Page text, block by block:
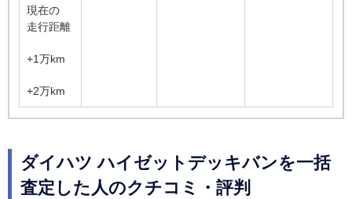
現在の
走行距離
+1万km
+2万km
ダイハツ ハイゼットデッキバンを一括
査定した人のクチコミ・評判